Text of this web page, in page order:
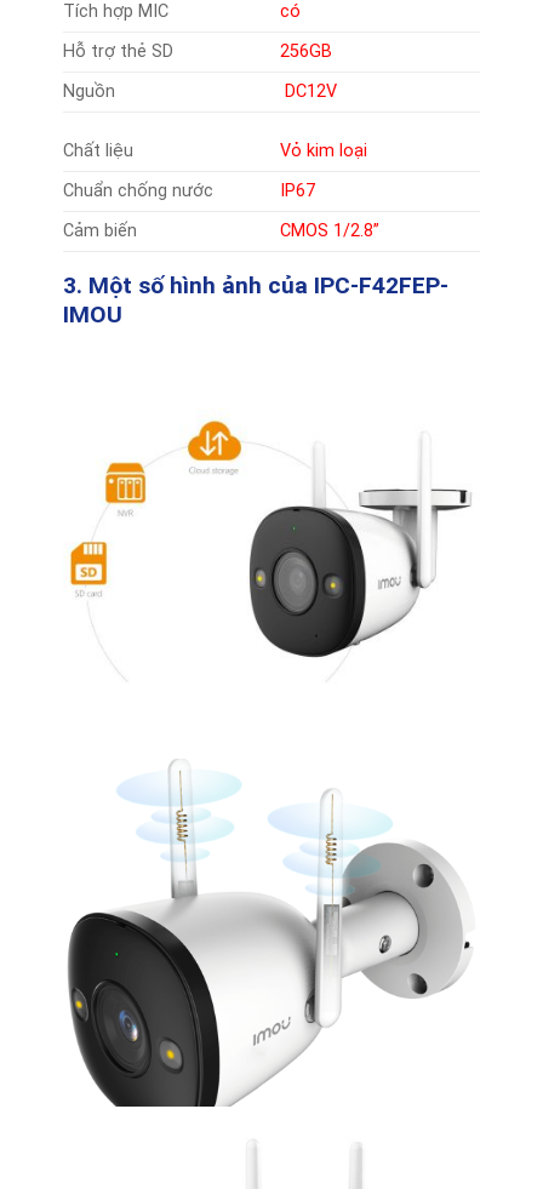
Tích hợp MIC
có
Hỗ trợ thẻ SD
256GB
Nguồn
DC12V
Chất liệu
Vỏ kim loại
Chuẩn chống nước
IP67
Cảm biến
CMOS 1/2.8”
3. Một số hình ảnh của IPC-F42FEP-
IMOU